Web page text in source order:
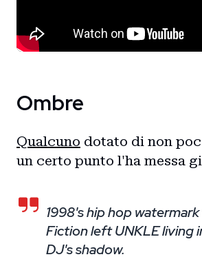
Ombre
Qualcuno dotato di non
un certo punto l'ha messa
1998's hip hop
Fiction left UNKLE living
DJ's shadow.